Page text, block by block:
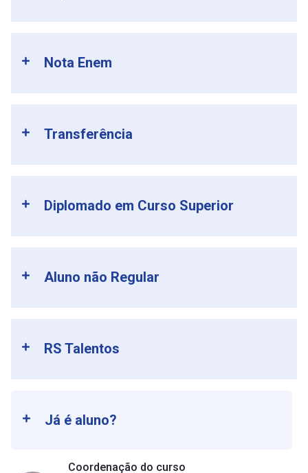
Nota Enem
Transferência
Diplomado em Curso Superior
Aluno não Regular
RS Talentos
Já é aluno?
Coordenação do curso